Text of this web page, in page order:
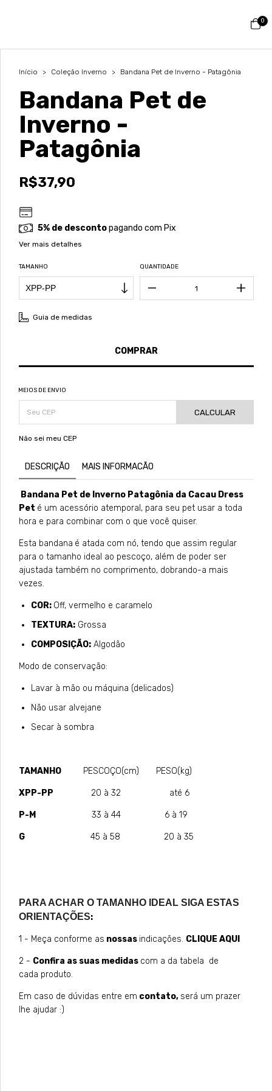
0
Início > Coleção Inverno > Bandana Pet de Inverno - Patagônia
Bandana Pet de
Inverno -
Patagônia
R$37,90
5% de descontopagando com Pix
Ver mais detalhes
TAMANHO QUANTIDADE
Guia de medidas
MEIOS DE ENVIO
CALCULAR
Não sei meu CEP
DESCRIÇÃO MAIS INFORMACÃO
Bandana Pet de Inverno Patagônia da Cacau Dress
Pet é um acessório atemporal, para seu pet usar a toda
hora e para combinar com o que você quiser.
Esta bandana é atada com nó, tendo que assim regular
para o tamanho ideal ao pescoço, além de poder ser
ajustada também no comprimento, dobrando-a mais
vezes.
COR: Off, vermelho e caramelo
TEXTURA: Grossa
COMPOSIÇÃO: Algodão
Modo de conservação:
Lavar à mão ou máquina (delicados)
Não usar alvejane
Secar à sombra
TAMANHO PESCOÇO(cm) PESO(kg)
XPP-PP 20 à 32 até 6
P-M 33 à 44 6 à 19
G 45 à 58 20 à 35
PARA ACHAR O TAMANHO IDEAL SIGA ESTAS
ORIENTAÇÕES:
1 - Meça conforme as nossas indicações. CLIQUE AQUI
2 - Confira as suas medidas com a da tabela de
cada produto.
Em caso de dúvidas entre em contato, será um prazer
lhe ajudar :)